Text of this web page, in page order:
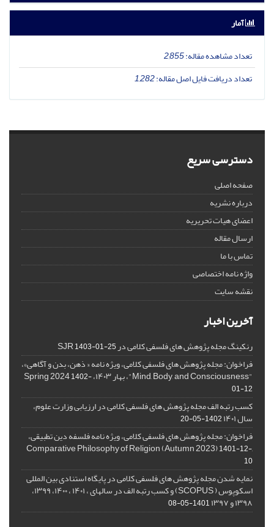
آمار
تعداد مشاهده مقاله:2,855
تعداد دریافت فایل اصل مقاله:1,282
دسترسی سریع
صفحه اصلی
درباره نشریه
اعضای هیات تحریریه
ارسال مقاله
تماس با ما
واژه نامه اختصاصی
نقشه سایت
آخرین اخبار
رنکینگ مجله پژوهش های فلسفی کلامی در SJR1403-01-25
فراخوان: مجله پژوهش های فلسفی کلامی، ویژه نامه « ذهن، بدن و آگاهی»،
"Mind, Body, and Consciousness"، بهار ۱۴۰۳، Spring 2024
1402-
01-12
کسب رتبه الف مجله پژوهش های فلسفی کلامی در ارزیابی وزارت علوم،
سال ۱۴۰۱ 1402-05-20
فراخوان: مجله پژوهش های فلسفی کلامی، ویژه نامه فلسفه دین تطبیقی،
,Comparative Philosophy of Religion (Autumn 2023)
1401-12-
10
نمایه شدن مجله پژوهش های فلسفی کلامی در پایگاه استنادی بین المللی
اسکوپوس ( SCOPUS) و کسب رتبه الف در سالهای ، ۱۴۰۱ ، ۱۴۰۰، ۱۳۹۹،
۱۳۹۸ و ۱۳۹۷ 1401-05-08